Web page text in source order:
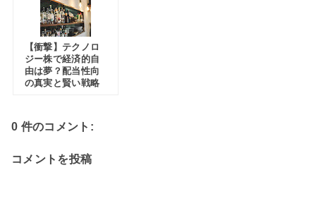
【衝撃】テクノロ
ジー株で経済的自
由は夢？配当性向
の真実と賢い戦略
0 件のコメント:
コメントを投稿